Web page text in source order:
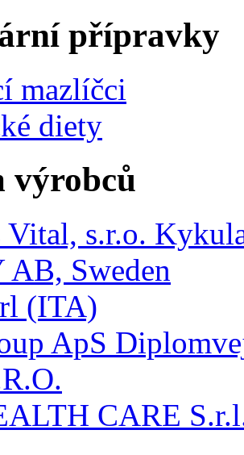
přípravky
mazlíčci
diety
výrobců
s.r.o.
AB, Sweden
(ITA)
ApS
CARE